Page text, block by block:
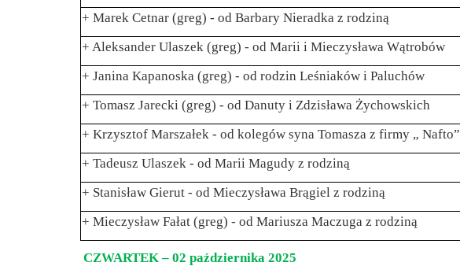
+ Marek Cetnar (greg) - od Barbary Nieradka z rodziną
+ Aleksander Ulaszek (greg) - od Marii i Mieczysława Wątrobów
+ Janina Kapanoska (greg) - od rodzin Leśniaków i Paluchów
+ Tomasz Jarecki (greg) - od Danuty i Zdzisława Żychowskich
+ Krzysztof Marszałek - od kolegów syna Tomasza z firmy „ Nafto”
+ Tadeusz Ulaszek - od Marii Magudy z rodziną
+ Stanisław Gierut - od Mieczysława Brągiel z rodziną
+ Mieczysław Fałat (greg) - od Mariusza Maczuga z rodziną
CZWARTEK – 02 października 2025